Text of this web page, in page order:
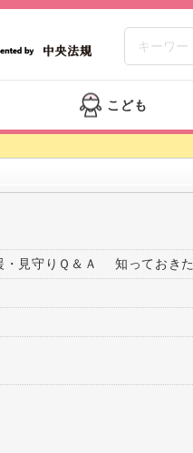
こども
・見守りＱ＆Ａ 知っておき